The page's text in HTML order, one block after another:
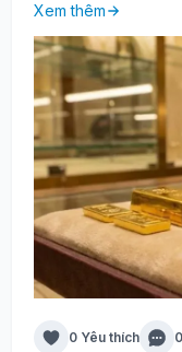
Xem thêm
0 Yêu thích